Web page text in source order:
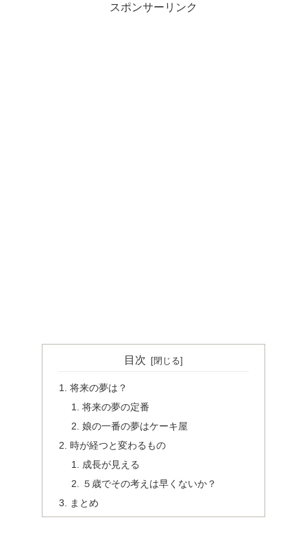
スポンサーリンク
目次
将来の夢は？
将来の夢の定番
娘の一番の夢はケーキ屋
時が経つと変わるもの
成長が見える
５歳でその考えは早くないか？
まとめ